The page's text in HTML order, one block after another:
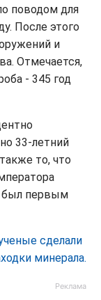
поводом для
После этого
и
Отмечается,
- 345 год
33-летний
то, что
был первым
сделали
минерала.